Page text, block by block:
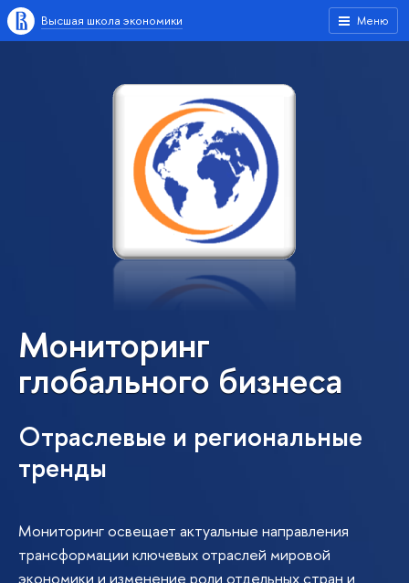
Меню
Высшая школа экономики
Мониторинг
глобального бизнеса
Отраслевые и региональные
тренды
Мониторинг освещает актуальные направления
трансформации ключевых отраслей мировой
экономики и изменение роли отдельных стран и